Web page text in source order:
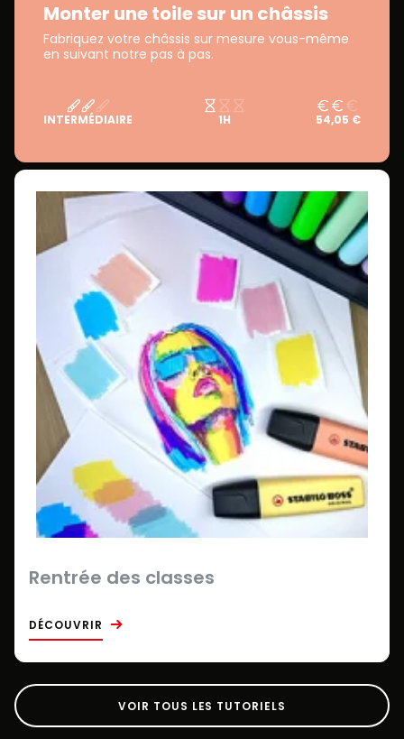
Monter une toile sur un châssis
Fabriquez votre châssis sur mesure vous-même
en suivant notre pas à pas.
INTERMÉDIAIRE 1H 54,05 €
Rentrée des classes
DÉCOUVRIR
VOIR TOUS LES TUTORIELS